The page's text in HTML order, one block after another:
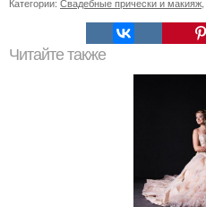
Читайте также